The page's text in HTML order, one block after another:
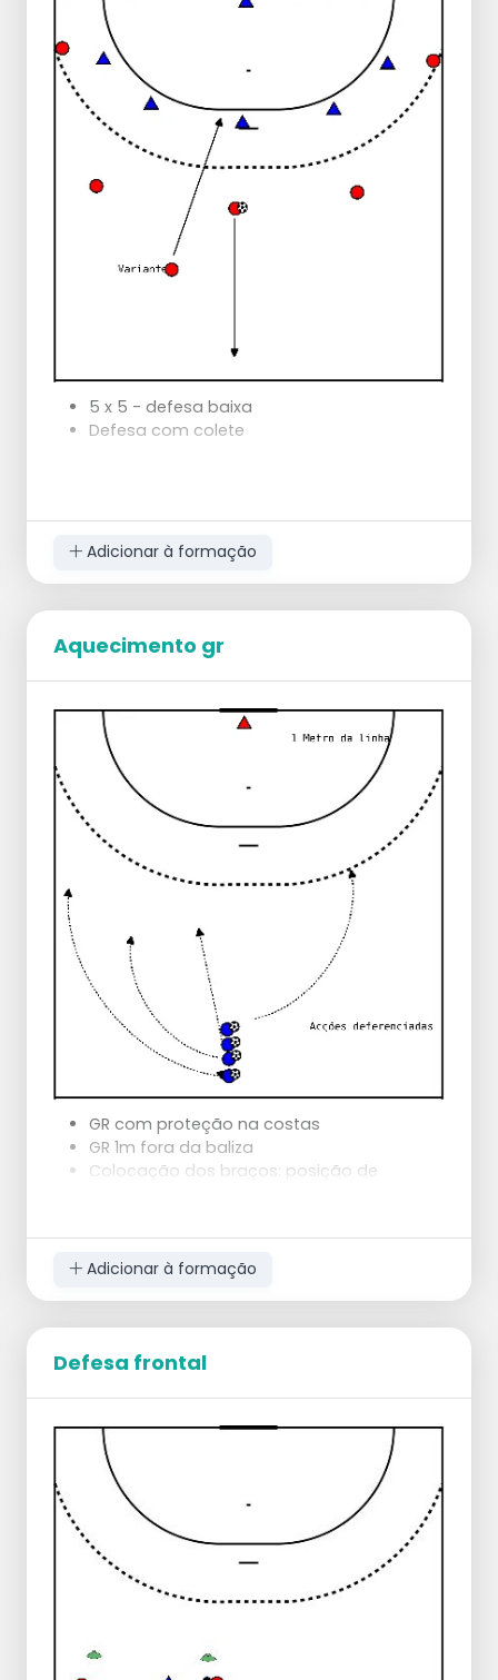
vários tipos de remate,
movimento sempre para dentro,
roubo só com a mão lateral
5 x 5 - defesa baixa
Defesa com colete
todas em ferradura
Nota:
uso obrigatório das técnicas individuais
defensivas por esta ordem:
Ação sobre defensor e braço da bola
Bloco
Feedback:
braços ativos,
pernas ativas,
tempo de saída correto,
comunicação,
não perder duelos
Adicionar à formação
Aquecimento gr
GR com proteção na costas
GR 1m fora da baliza
Colocação dos braços: posição de
Variantes:
Remate de várias posições
Com oposição e roubo de bola
Feedback :
Drible de proteção,
Vários tipos de remate,
Movimento sempre para dentro,
Adicionar à formação
Defesa frontal